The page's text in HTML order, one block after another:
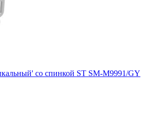
со спинкой ST SM-M9991/GY